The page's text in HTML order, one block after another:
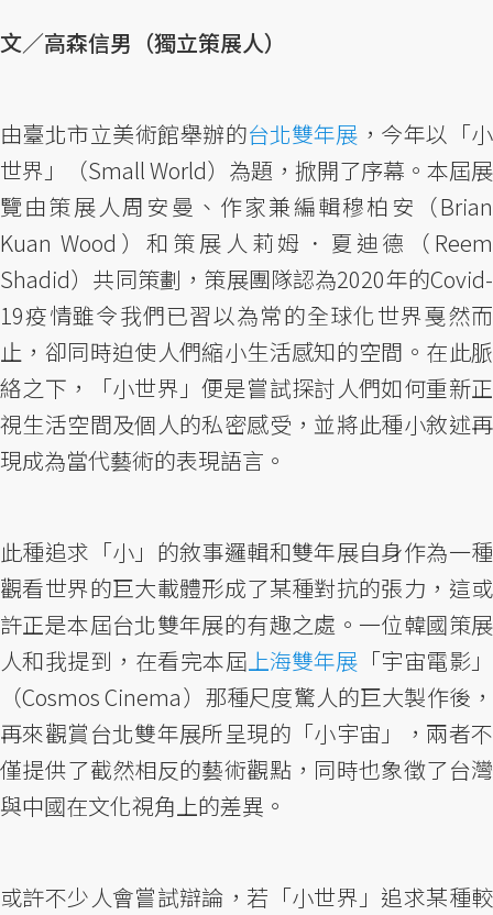
文／高森信男（獨立策展人）
由臺北市立美術館舉辦的台北雙年展 ，今年以「小
世界」（Small World）為題，掀開了序幕。本屆展
覽由策展人周安曼、作家兼編輯穆柏安（Brian
Kuan Wood）和策展人莉姆．夏迪德（Reem
Shadid）共同策劃，策展團隊認為2020年的Covid-
19疫情雖令我們已習以為常的全球化世界戛然而
止，卻同時迫使人們縮小生活感知的空間。在此脈
絡之下，「小世界」便是嘗試探討人們如何重新正
視生活空間及個人的私密感受，並將此種小敘述再
現成為當代藝術的表現語言。
此種追求「小」的敘事邏輯和雙年展自身作為一種
觀看世界的巨大載體形成了某種對抗的張力，這或
許正是本屆台北雙年展的有趣之處。一位韓國策展
人和我提到，在看完本屆 上海雙年展 「宇宙電影」
（Cosmos Cinema）那種尺度驚人的巨大製作後，
再來觀賞台北雙年展所呈現的「小宇宙」，兩者不
僅提供了截然相反的藝術觀點，同時也象徵了台灣
與中國在文化視角上的差異。
或許不少人會嘗試辯論，若「小世界」追求某種較